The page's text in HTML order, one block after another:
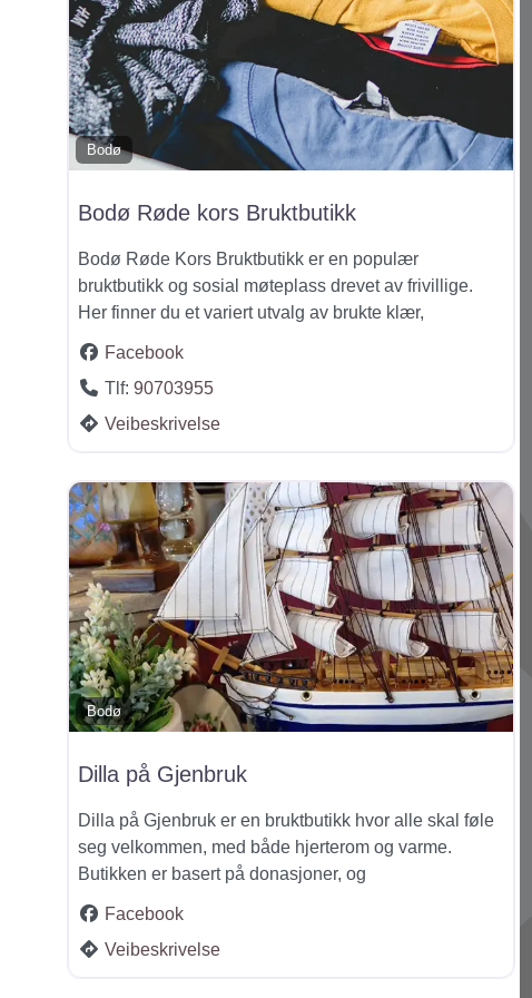
Bodø
Bodø Røde kors Bruktbutikk
Bodø Røde Kors Bruktbutikk er en populær
bruktbutikk og sosial møteplass drevet av frivillige.
Her finner du et variert utvalg av brukte klær,
Facebook
Tlf: 90703955
Veibeskrivelse
Bodø
Dilla på Gjenbruk
Dilla på Gjenbruk er en bruktbutikk hvor alle skal føle
seg velkommen, med både hjerterom og varme.
Butikken er basert på donasjoner, og
Facebook
Veibeskrivelse